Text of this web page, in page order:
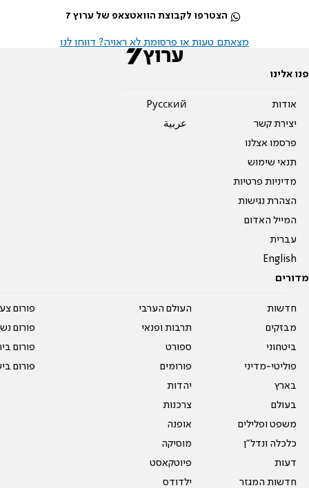
הצטרפו לקבוצת הוואטצאפ של ערוץ 7
מצאתם טעות או פרסומת לא ראויה? דווחו לנו
פנו אלינו
אודות
יצירת קשר
פרסמו אצלנו
תנאי שימוש
מדיניות פרטיות
הצהרת נגישות
המייל האדום
עברית
English
Pусский
عربية
מדורים
חדשות
מבזקים
ביטחוני
פוליטי-מדיני
בארץ
בעולם
משפט ופלילים
כלכלה ונדל"ן
דעות
חדשות המגזר
העולם הערבי
תרבות ופנאי
ספורט
פורומים
יהדות
צרכנות
אופנה
מוסיקה
פיוטקאסט
ילדודס
פורום
פורום
פורום
פורום